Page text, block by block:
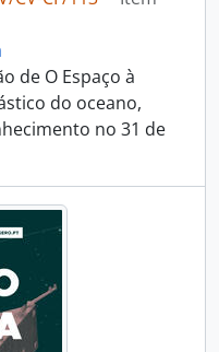
de O Espaço à
do oceano,
no 31 de